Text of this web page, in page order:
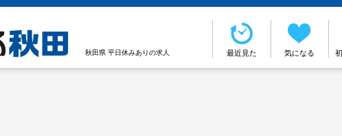
秋田県 平日休みありの求人 最近見た 気になる